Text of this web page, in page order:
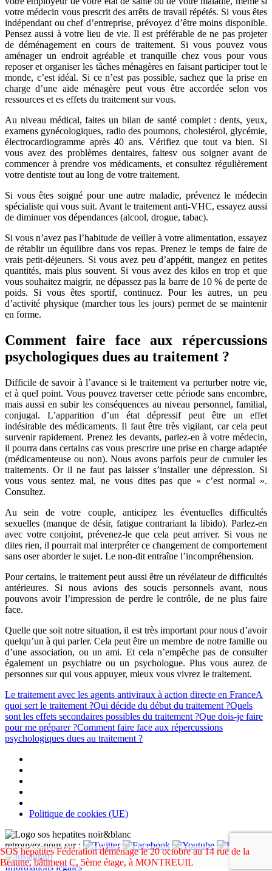
votre médecin vous prescrit des arrêts de travail répétés. Si vous êtes
indépendant ou chef d’entreprise, prévoyez d’être moins disponible.
Pensez aussi à votre lieu de vie. Il est préférable de ne pas projeter
de déménagement en cours de traitement. Si vous pouvez vous
aménager un endroit agréable et tranquille chez vous pour vous
reposer et organiser les tâches ménagères en faisant participer tout le
monde, c’est idéal. Si ce n’est pas possible, sachez que la prise en
charge d’une aide ménagère peut vous être accordée selon vos
ressources et es effets du traitement sur vous.
Au niveau médical, faites un bilan de santé complet : dents, yeux,
examens gynécologiques, radio des poumons, cholestérol, glycémie,
électrocardiogramme après 40 ans. Vérifiez que tout va bien. Si
vous avez des problèmes dentaires, faitesv ous soigner avant de
commencer à prendre vos médicaments, et consultez régulièrement
votre dentiste tout au long de votre traitement.
Si vous êtes soigné pour une autre maladie, prévenez le médecin
spécialiste qui vous suit. Avant le traitement anti-VHC, essayez aussi
de diminuer vos dépendances (alcool, drogue, tabac).
Si vous n’avez pas l’habitude de veiller à votre alimentation, essayez
de rétablir un équilibre dans vos repas. Prenez le temps de faire de
vrais petit-déjeuners. Si vous avez peu d’appétit, mangez en petites
quantités, mais plus souvent. Si vous avez des kilos en trop et que
vous souhaitez maigrir, ne dépassez pas la barre de 10 % de perte de
poids. Si vous êtes sportif, continuez. Pour les autres, un peu
d’activité physique (marcher tous les jours) permet de se maintenir
en forme.
Comment faire face aux répercussions
psychologiques dues au traitement ?
Difficile de savoir à l’avance si le traitement va perturber notre vie,
et à quel point. Vous pouvez traverser cette période sans encombre,
mais aussi en subir les conséquences au niveau personnel, familial,
conjugal. L’apparition d’un état dépressif peut être un effet
indésirable des médicaments. Il faut être très vigilant, car cela peut
survenir rapidement. Prenez les devants, parlez-en à votre médecin,
il pourra dans certains cas vous prescrire une prise en charge adaptée
(médicamenteuse ou non). Nous avons parfois peur de cumuler les
traitements. Or il ne faut pas laisser s’installer une dépression. Si
vous vous sentez mal, ne vous dites pas que « c’est normal ».
Consultez.
Au sein de votre couple, anticipez les éventuelles difficultés
sexuelles (manque de désir, fatigue contrariant la libido). Parlez-en
avec votre conjoint, prévenez-le que cela peut arriver. Si vous ne
dites rien, il pourrait mal interpréter ce changement de comportement
sans oser aborder le sujet. Le non-dit entraîne l’incompréhension.
Pour certains, le traitement peut aussi être un révélateur de difficultés
antérieures. Si nous avions des soucis personnels avant, nous
pouvons avoir l’impression de perdre le contrôle, de ne plus faire
face.
Quelle que soit notre situation, il est très important pour nous d’avoir
quelqu’un à qui parler. Cela peut être un membre de notre famille ou
d’une association, ou un ami. Et cela n’empêche pas de consulter
également un psychiatre ou un psychologue. Plus vous aurez de
personnes sur qui vous appuyer, mieux vous vivrez le traitement.
Le traitement avec les agents antiviraux à action directe en FranceA
quoi sert le traitement ?Qui décide du début du traitement ?Quels
sont les effets secondaires possibles du traitement ?Que dois-je faire
pour me préparer ?Comment faire face aux répercussions
psychologiques dues au traitement ?
Politique de cookies (UE)
retrouvez-nous sur :
Informations légales
SOS hépatites Fédération déménage le 20 octobre au 14 rue de la
Beaune, bâtiment C, 5ème étage, à MONTREUIL